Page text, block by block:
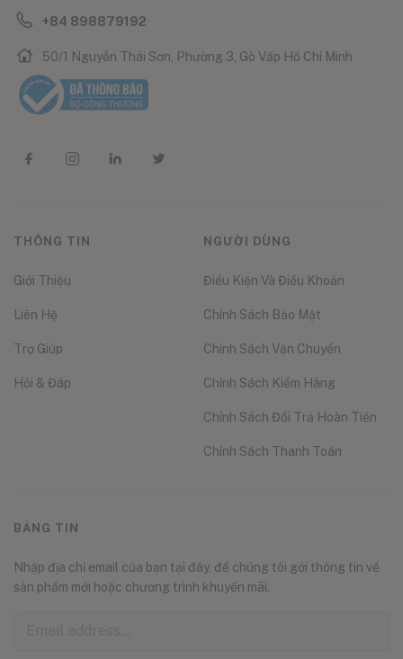
+84 898879192
50/1 Nguyễn Thái Sơn, Phường 3, Gò Vấp Hồ Chí Minh
THÔNG TIN
Giới Thiệu
Liên Hệ
Trợ Giúp
Hỏi & Đáp
NGƯỜI DÙNG
Điều Kiện Và Điều Khoản
Chính Sách Bảo Mật
Chính Sách Vận Chuyển
Chính Sách Kiểm Hàng
Chính Sách Đổi Trả Hoàn Tiền
Chính Sách Thanh Toán
BẢNG TIN
Nhập địa chỉ email của bạn tại đây, để chúng tôi gởi thông tin về
sản phẩm mới hoặc chương trình khuyến mãi.